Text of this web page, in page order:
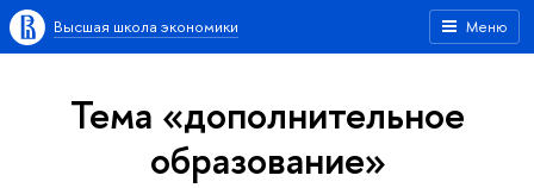
Меню
Высшая школа экономики
Тема «дополнительное
образование»